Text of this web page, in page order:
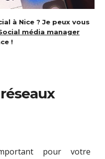
à Nice ? Je peux vous
média manager
!
pour votre